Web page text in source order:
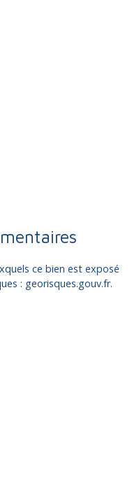
ce bien est exposé
: georisques.gouv.fr.